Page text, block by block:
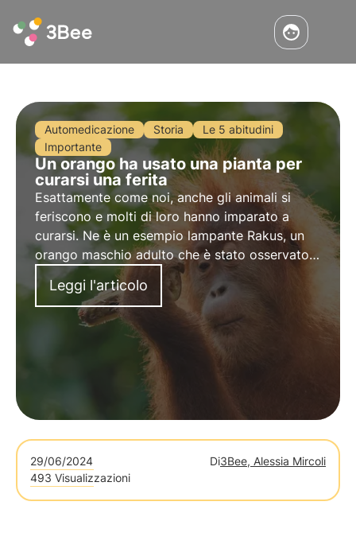
Automedicazione Storia
Le 5 abitudini
Importante
Un orango ha usato una pianta per
curarsi una ferita
Esattamente come noi, anche gli animali si
feriscono e molti di loro hanno imparato a
curarsi. Ne è un esempio lampante Rakus, un
orango maschio adulto che è stato osservato
mentre applicava foglie masticate di una
piante comunemente conosciuta come Akar
Kuning su una ferita che aveva sul volto.
Leggi l'articolo
29/06/2024 Di3Bee, Alessia Mircoli
493 Visualizzazioni